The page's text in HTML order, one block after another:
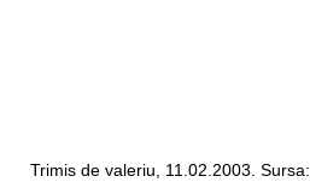
Trimis de valeriu, 11.02.2003. Sursa: